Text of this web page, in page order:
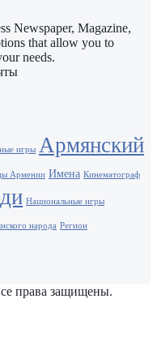
Newspaper, Magazine,
that allow you to
needs.
игры Армянский
Армении Имена Кинематограф
Национальные игры
народа Регион
права защищены.